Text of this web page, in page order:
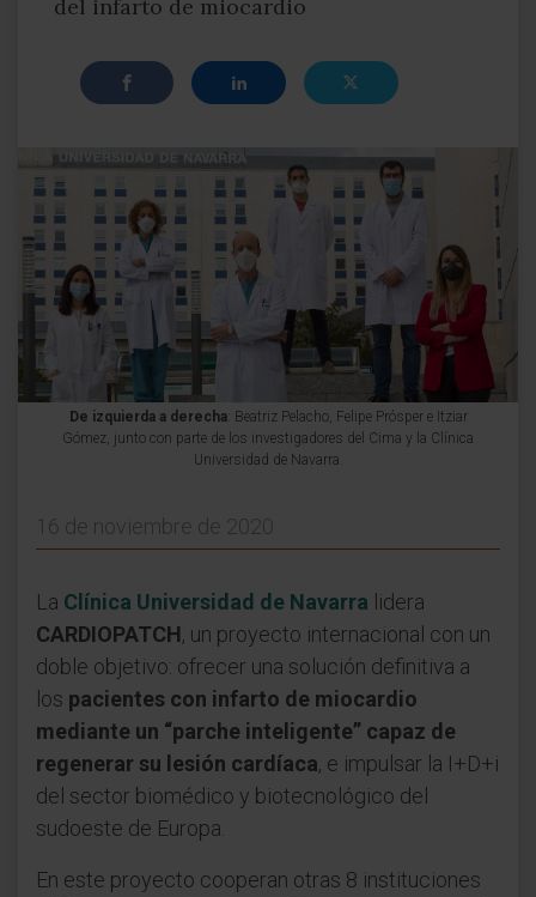
del infarto de miocardio
De izquierda a derecha: Beatriz Pelacho, Felipe Prósper e Itziar
Gómez, junto con parte de los investigadores del Cima y la Clínica
Universidad de Navarra.
16 de noviembre de 2020
La Clínica Universidad de Navarra lidera
CARDIOPATCH, un proyecto internacional con un
doble objetivo: ofrecer una solución definitiva a
los pacientes con infarto de miocardio
mediante un “parche inteligente” capaz de
regenerar su lesión cardíaca, e impulsar la I+D+i
del sector biomédico y biotecnológico del
sudoeste de Europa.
En este proyecto cooperan otras 8 instituciones